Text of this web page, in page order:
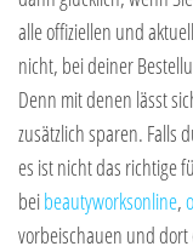
alle offiziellen und
nicht, bei deiner
Denn mit denen lässt
zusätzlich sparen. Falls
es ist nicht das richtige
beibeautyworksonline,
vorbeischauen und